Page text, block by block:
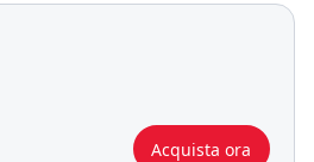
Acquista ora